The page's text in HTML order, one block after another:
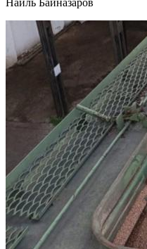
Наиль Байназаров